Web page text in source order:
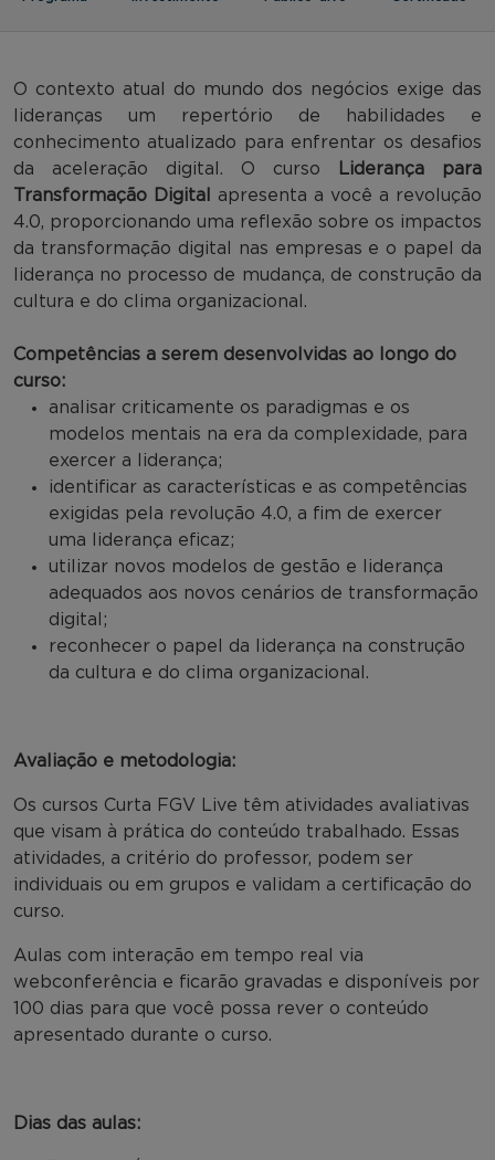
O contexto atual do mundo dos negócios exige das
lideranças um repertório de habilidades e
conhecimento atualizado para enfrentar os desafios
da aceleração digital. O curso
Liderança para
Transformação Digital
apresenta a você a revolução
4.0, proporcionando uma reflexão sobre os impactos
da transformação digital nas empresas e o papel da
liderança no processo de mudança, de construção da
cultura e do clima organizacional.
Competências a serem desenvolvidas ao longo do
curso:
analisar criticamente os paradigmas e os
modelos mentais na era da complexidade, para
exercer a liderança;
identificar as características e as competências
exigidas pela revolução 4.0, a fim de exercer
uma liderança eficaz;
utilizar novos modelos de gestão e liderança
adequados aos novos cenários de transformação
digital;
reconhecer o papel da liderança na construção
da cultura e do clima organizacional.
Avaliação e metodologia:
Os cursos Curta FGV Live têm atividades avaliativas
que visam à prática do conteúdo trabalhado. Essas
atividades, a critério do professor, podem ser
individuais ou em grupos e validam a certificação do
curso.
Aulas com interação em tempo real via
webconferência e ficarão gravadas e disponíveis por
100 dias para que você possa rever o conteúdo
apresentado durante o curso.
Dias das aulas: